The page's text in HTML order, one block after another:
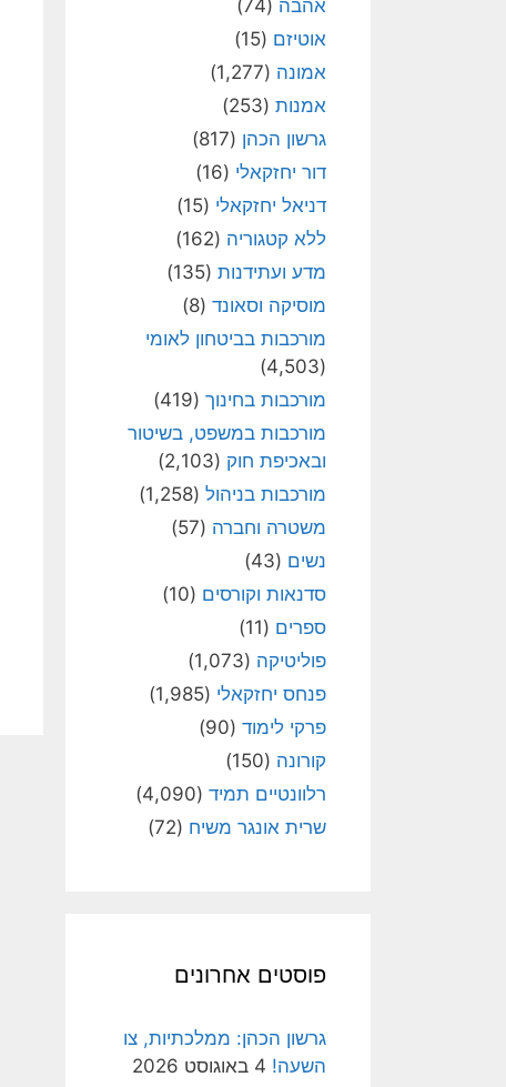
אהבה (74)
אוטיזם (15)
אמונה (1,277)
אמנות (253)
גרשון הכהן (817)
דור יחזקאלי (16)
דניאל יחזקאלי (15)
ללא קטגוריה (162)
מדע ועתידנות (135)
מוסיקה וסאונד (8)
מורכבות בביטחון לאומי
(4,503)
מורכבות בחינוך (419)
מורכבות במשפט, בשיטור
ובאכיפת חוק (2,103)
מורכבות בניהול (1,258)
משטרה וחברה (57)
נשים (43)
סדנאות וקורסים (10)
ספרים (11)
פוליטיקה (1,073)
פנחס יחזקאלי (1,985)
פרקי לימוד (90)
קורונה (150)
רלוונטיים תמיד (4,090)
שרית אונגר משיח (72)
פוסטים אחרונים
גרשון הכהן: ממלכתיות, צו
השעה! 4 באוגוסט 2026